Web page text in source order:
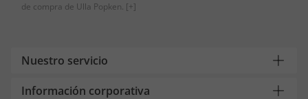
de compra de Ulla Popken. [+]
Nuestro servicio
Información corporativa